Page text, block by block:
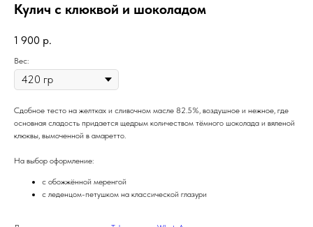
Кулич с клюквой и шоколадом
1 900 р.
Вес:
Сдобное тесто на желтках и сливочном масле 82.5%, воздушное и нежное, где
основная сладость придается щедрым количеством тёмного шоколада и вяленой
клюквы, вымоченной в амаретто.
На выбор оформление:
с обожжённой меренгой
с леденцом-петушком на классической глазури